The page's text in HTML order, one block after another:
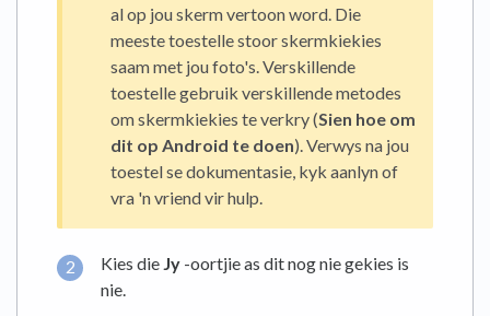
al op jou skerm vertoon word. Die
meeste toestelle stoor skermkiekies
saam met jou foto's. Verskillende
toestelle gebruik verskillende metodes
om skermkiekies te verkry (Sien hoe om
dit op Android te doen). Verwys na jou
toestel se dokumentasie, kyk aanlyn of
vra 'n vriend vir hulp.
Kies die Jy -oortjie as dit nog nie gekies is
nie.